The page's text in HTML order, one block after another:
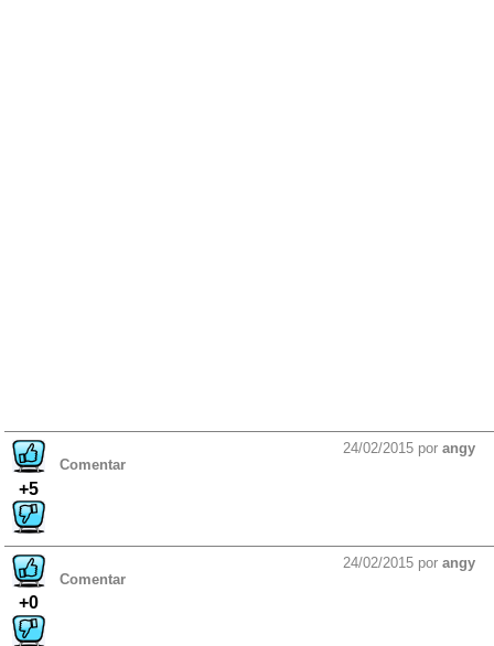
+5
24/02/2015 por angy
Comentar
+0
24/02/2015 por angy
Comentar